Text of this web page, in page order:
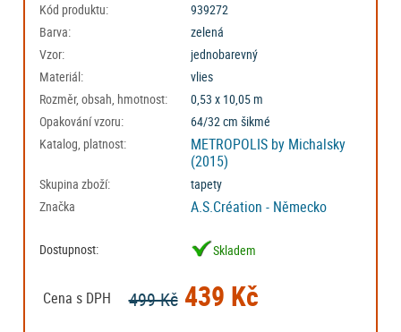
Kód produktu:
939272
Barva:
zelená
Vzor:
jednobarevný
Materiál:
vlies
Rozměr, obsah, hmotnost:
0,53 x 10,05 m
Opakování vzoru:
64/32 cm šikmé
Katalog, platnost:
METROPOLIS by Michalsky
(2015)
Skupina zboží:
tapety
Značka
A.S.Création - Německo
Dostupnost: Skladem
Cena s DPH 499 Kč439 Kč